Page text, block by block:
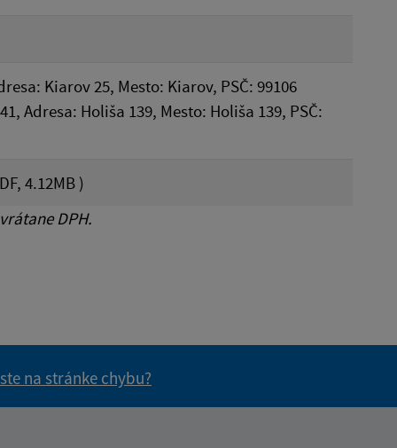
Kiarov 25, Mesto: Kiarov, PSČ: 99106
Adresa: Holiša 139, Mesto: Holiša 139, PSČ:
4.12MB )
DPH.
na stránke chybu?